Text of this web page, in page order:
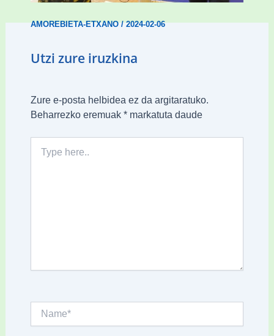
AMOREBIETA-ETXANO/2024-02-06
Utzi zure iruzkina
Zure e-posta helbidea ez da argitaratuko.
Beharrezko eremuak *markatuta daude
here..